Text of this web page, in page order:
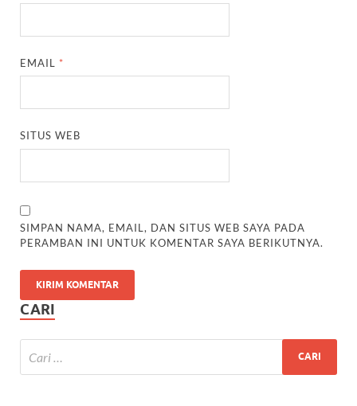
EMAIL *
SITUS WEB
SIMPAN NAMA, EMAIL, DAN SITUS WEB SAYA PADA
PERAMBAN INI UNTUK KOMENTAR SAYA BERIKUTNYA.
CARI